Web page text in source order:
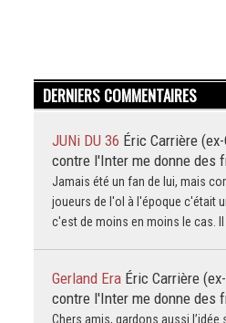
DERNIERS COMMENTAIRES
JUNi DU 36 Éric Carrière
contre l'Inter me donne des
Jamais été un fan de lui, mais
joueurs de l'ol à l'époque c'était
c'est de moins en moins le cas. Il
Gerland Era Éric Carrière
contre l'Inter me donne des
Chers amis, gardons aussi